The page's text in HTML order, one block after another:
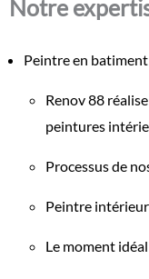
Notre
Peintre en
Renov 88
peintures
Processus de
Peintre
Le moment